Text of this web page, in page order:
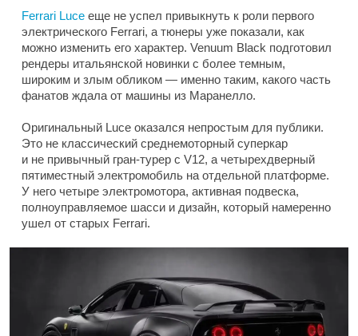
Ferrari Luce еще не успел привыкнуть к роли первого
электрического Ferrari, а тюнеры уже показали, как
можно изменить его характер. Venuum Black подготовил
рендеры итальянской новинки с более темным,
широким и злым обликом — именно таким, какого часть
фанатов ждала от машины из Маранелло.
Оригинальный Luce оказался непростым для публики.
Это не классический среднемоторный суперкар
и не привычный гран-турер с V12, а четырехдверный
пятиместный электромобиль на отдельной платформе.
У него четыре электромотора, активная подвеска,
полноуправляемое шасси и дизайн, который намеренно
ушел от старых Ferrari.